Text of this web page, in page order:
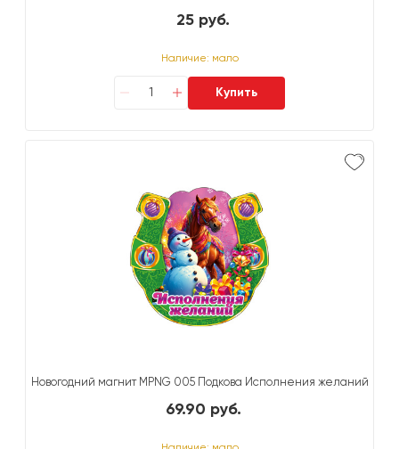
25 руб.
Наличие: мало
Купить
Новогодний магнит MРNG 005 Подкова Исполнения желаний
69.90 руб.